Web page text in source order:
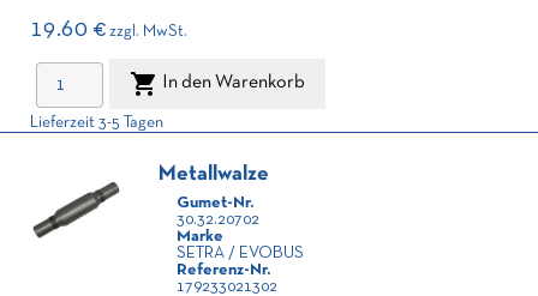
19.60 € zzgl. MwSt.
 In den Warenkorb
Lieferzeit 3-5 Tagen
Metallwalze
Gumet-Nr.
30.32.20702
Marke
SETRA / EVOBUS
Referenz-Nr.
179233021302